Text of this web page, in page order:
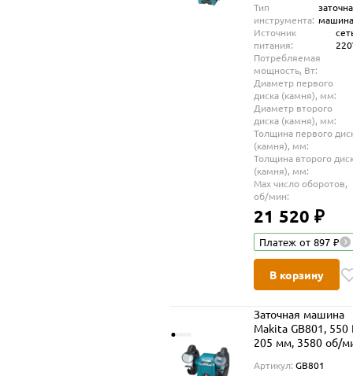
Тип
инструмента:
Источник
питания:
Потребляемая
мощность, Вт:
Диаметр первого
диска (камня), мм:
Диаметр второго
диска (камня), мм:
Толщина первого
(камня), мм:
Толщина второго
(камня), мм:
Max число оборотов,
об/мин:
21 520 ₽
Платеж от 897 ₽
В корзину
Заточная машина
Makita GB801, 550
205 мм, 3580 об/
Артикул: GB801